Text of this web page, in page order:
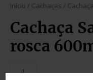
Início / Cachaças /
Cachaça
rosca